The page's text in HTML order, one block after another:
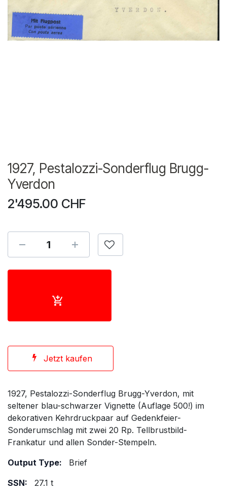
1927, Pestalozzi-Sonderflug Brugg-
Yverdon
2'495.00 CHF
Jetzt kaufen
1927, Pestalozzi-Sonderflug Brugg-Yverdon, mit
seltener blau-schwarzer Vignette (Auflage 500!) im
dekorativen Kehrdruckpaar auf Gedenkfeier-
Sonderumschlag mit zwei 20 Rp. Tellbrustbild-
Frankatur und allen Sonder-Stempeln.
Output Type:
Brief
SSN:
27.1 t